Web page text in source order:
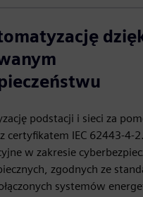
podstacji i sieci za
certyfikatem IEC 62443-4-
w zakresie
zgodnych ze
systemów